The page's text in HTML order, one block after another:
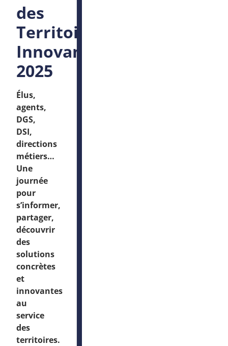
des
Territoires
Innovants
2025
Élus,
agents,
DGS,
DSI,
directions
métiers…
Une
journée
pour
s’informer,
partager,
découvrir
des
solutions
concrètes
et
innovantes
au
service
des
territoires.